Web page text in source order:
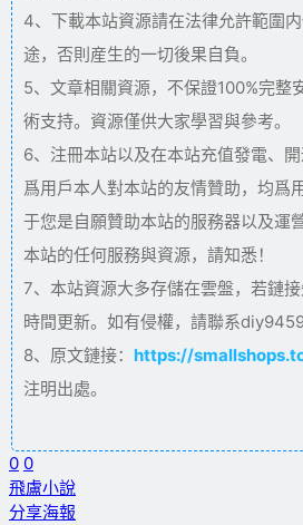
4、下載本站資源請在法律允許範圍
途，否則産生的一切後果自負。
5、文章相關資源，不保證100%完整
術支持。資源僅供大家學習與參考。
6、注冊本站以及在本站充值發電、
爲用戶本人對本站的友情贊助，均爲
于您是自願贊助本站的服務器以及運
本站的任何服務與資源，請知悉！
7、本站資源大多存儲在雲盤，若鏈
時間更新。如有侵權，請聯系
8、原文鏈接： https://
注明出處。
0 0
飛盧小說
分享海報